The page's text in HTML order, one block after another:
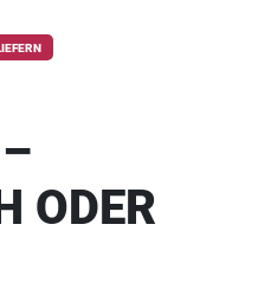
ODER